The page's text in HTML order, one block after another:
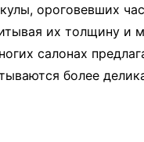
ороговевших
их толщину и
салонах
более